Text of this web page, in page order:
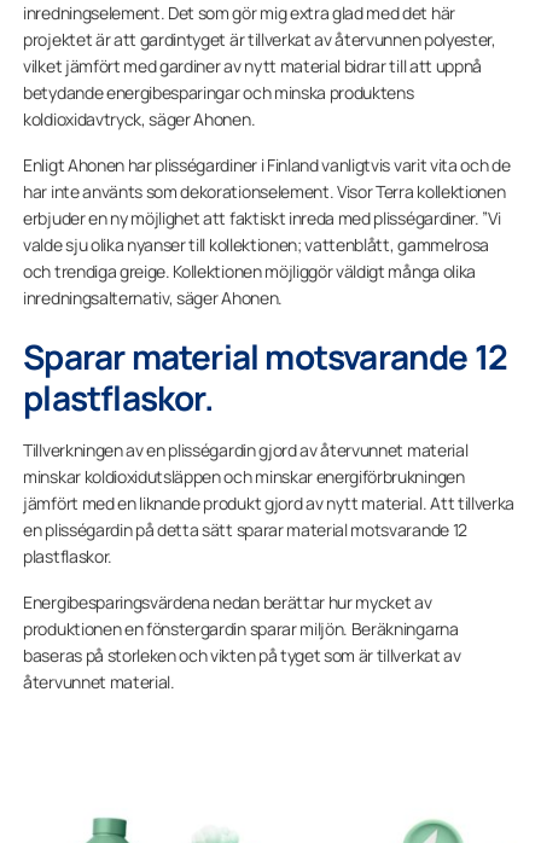
inredningselement. Det som gör mig extra glad med det här
projektet är att gardintyget är tillverkat av återvunnen polyester,
vilket jämfört med gardiner av nytt material bidrar till att uppnå
betydande energibesparingar och minska produktens
koldioxidavtryck, säger Ahonen.
Enligt Ahonen har plisségardiner i Finland vanligtvis varit vita och de
har inte använts som dekorationselement. Visor Terra kollektionen
erbjuder en ny möjlighet att faktiskt inreda med plisségardiner. ”Vi
valde sju olika nyanser till kollektionen; vattenblått, gammelrosa
och trendiga greige. Kollektionen möjliggör väldigt många olika
inredningsalternativ, säger Ahonen.
Sparar material motsvarande 12
plastflaskor.
Tillverkningen av en plisségardin gjord av återvunnet material
minskar koldioxidutsläppen och minskar energiförbrukningen
jämfört med en liknande produkt gjord av nytt material. Att tillverka
en plisségardin på detta sätt sparar material motsvarande 12
plastflaskor.
Energibesparingsvärdena nedan berättar hur mycket av
produktionen en fönstergardin sparar miljön. Beräkningarna
baseras på storleken och vikten på tyget som är tillverkat av
återvunnet material.